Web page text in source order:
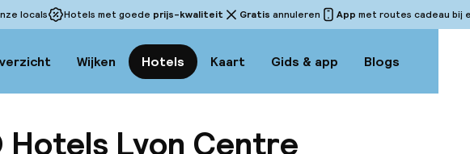
locals Hotels met goede prijs-kwaliteit Gratis annuleren App met routes cadeau bij
Wijken Hotels Kaart Gids & app Blogs
Hotels Lyon Centre